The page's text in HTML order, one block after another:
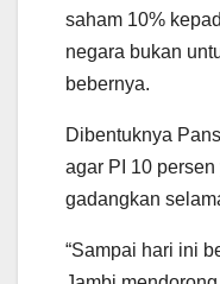
saham 10%
negara bukan
bebernya.
Dibentuknya
agar PI 10
gadangkan
“Sampai hari ini